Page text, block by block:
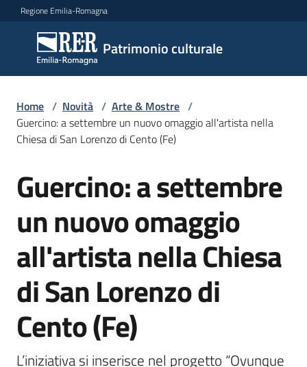
Vai al contenuto
Vai alla navigazione
Vai al footer
Regione Emilia-Romagna
Patrimonio culturale
Patrimonio
culturale
Argomenti
Novità
Servizi
Leggi
Atti
Bandi
Piani
Programmi
Home / Novità / Arte & Mostre /
Guercino: a settembre un nuovo omaggio all'artista nella
Chiesa di San Lorenzo di Cento (Fe)
Salta al contenuto
Guercino: a settembre
un nuovo omaggio
all'artista nella Chiesa
di San Lorenzo di
Cento (Fe)
L’iniziativa si inserisce nel progetto “Ovunque